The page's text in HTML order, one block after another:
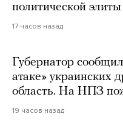
политической элиты
17 часов назад
Губернатор
атаке» украинских
область. На НПЗ
19 часов назад